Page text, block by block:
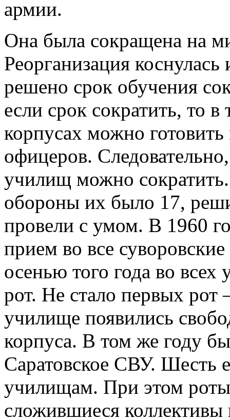
армии.
Она была сокращена на
Реорганизация
решено срок обучения
если срок сократить, то
корпусах можно
офицеров.
училищ можно
обороны их было 17,
провели с умом. В 1960
прием во все
осенью того года во
рот. Не стало первых
училище появились
корпуса. В том же году
Саратовское СВУ. Шесть
училищам. При этом роты
сложившиеся коллективы